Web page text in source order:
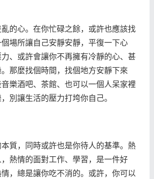
的心。在你忙碌之餘，或許也應該找
場所讓自己安靜安靜，平復一下心
、或許會讓你不再擁有冷靜的心、甚
那麼找個時間，找個地方安靜下來
樂酒吧、茶館、也可以一個人呆家裡
別讓生活的壓力打垮你自己。
質，同時或許也是你待人的基準。熱
熱情的面對工作、學習，是一件好
，總是讓你吃不消的。或許，你可以